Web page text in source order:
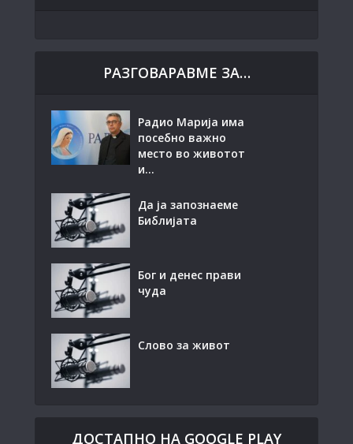
РАЗГОВАРАВМЕ ЗА…
Радио Марија има
посебно важно
место во животот
и...
Да ја запознаеме
Библијата
Бог и денес прави
чуда
Слово за живот
ДОСТАПНО НА GOOGLE PLAY